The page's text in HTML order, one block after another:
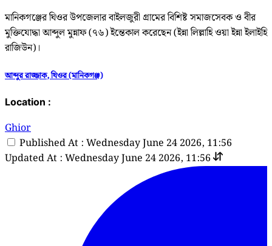
মানিকগঞ্জের ঘিওর উপজেলার বাইলজুরী গ্রামের বিশিষ্ট সমাজসেবক ও বীর
মুক্তিযোদ্ধা আব্দুল মুন্নাফ (৭৬) ইন্তেকাল করেছেন (ইন্না লিল্লাহি ওয়া ইন্না ইলাইহি
রাজিউন)।
আব্দুর রাজ্জাক, ঘিওর (মানিকগঞ্জ)
Location :
Ghior
Published At : Wednesday June 24 2026, 11:56
Updated At : Wednesday June 24 2026, 11:56